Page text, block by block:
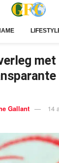
met
Gallant
14